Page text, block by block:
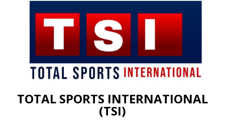
TOTAL SPORTS INTERNATIONAL
(TSI)